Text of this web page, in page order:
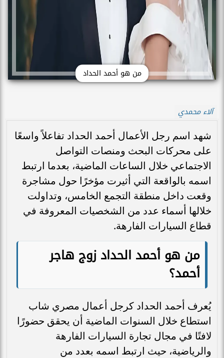
من هو أحمد الحداد
آلاء محمدي
شهد اسم رجل الأعمال أحمد الحداد تفاعلاً واسعًا
على محركات البحث ومنصات التواصل
الاجتماعي خلال الساعات الماضية، بعدما ارتبط
اسمه بالواقعة التي أثيرت مؤخرًا حول مشاجرة
وقعت داخل منطقة التجمع الخامس، وتداولت
خلالها أسماء عدد من الشخصيات المعروفة في
قطاع السيارات الفارهة.
من هو أحمد الحداد زوج هاجر
أحمد؟
يُعرف أحمد الحداد كرجل أعمال مصري شاب
استطاع خلال السنوات الماضية أن يحقق حضورًا
لافتًا في مجال تجارة السيارات الفارهة
والرياضية، حيث ارتبط اسمه بعدد من